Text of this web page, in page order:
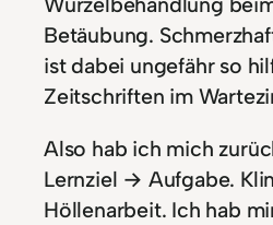
Betäubung.
ist dabei ungefähr so
Zeitschriften im
Also hab ich mich
Lernziel → Aufgabe.
Höllenarbeit. Ich hab